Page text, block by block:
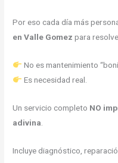
Por eso cada día más
en Valle Gomez para
No es mantenimiento
Es necesidad real.
Un servicio completo NO
adivina
Incluye diagnóstico,